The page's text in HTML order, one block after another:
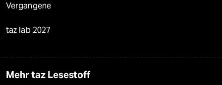
Vergangene
taz lab 2027
Mehr taz Lesestoff